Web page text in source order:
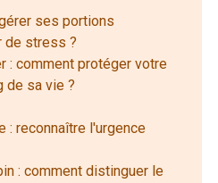
ses portions
de stress ?
: comment protéger votre
de sa vie ?
: reconnaître l'urgence
: comment distinguer le